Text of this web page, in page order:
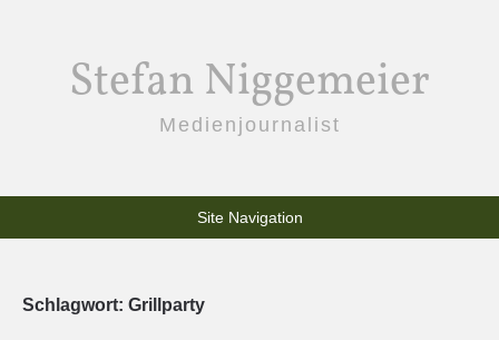
Stefan Niggemeier
Medienjournalist
Site Navigation
Schlagwort: Grillparty